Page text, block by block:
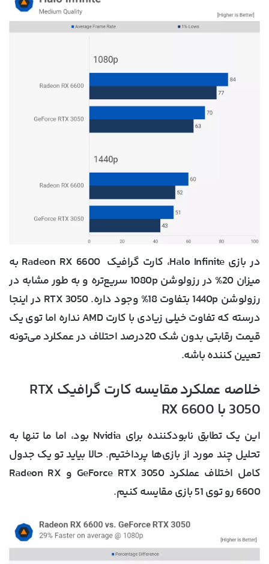
در بازی Halo Infinite، کارت گرافیک Radeon RX 6600 به
میزان 20% در رزولوشن 1080p سریع‌تره و به طور مشابه در
رزولوشن 1440p بتفاوت 18% وجود داره. RTX 3050 در اینجا
درسته که تفاوت خیلی زیادی با کارت AMD نداره اما توی یک
قیمت رقابتی بدون شک 20درصد احتلاف در عمکلرد می‌تونه
تعیین کننده باشه.
خلاصه عملکرد مقایسه کارت گرافیک RTX
3050 با RX 6600
این یک تطابق نابودکننده برای Nvidia بود، اما ما تنها به
تحلیل چند مورد از بازی‌ها پرداختیم. حالا بیاید تو یک جدول
کامل اختلاف عملکرد GeForce RTX 3050 و Radeon RX
6600 رو توی 51 بازی مقایسه کنیم.